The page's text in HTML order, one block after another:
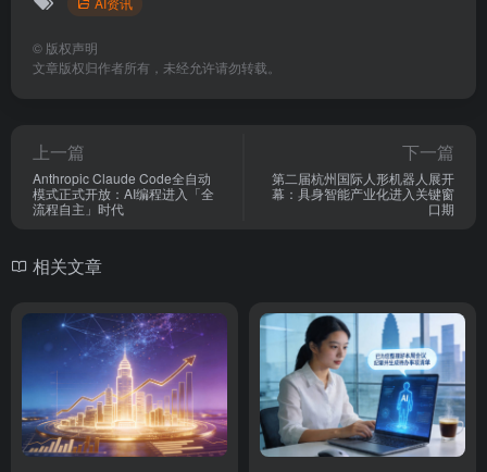
© 版权声明
文章版权归作者所有，未经允许请勿转载。
上一篇
Anthropic Claude Code全自动
模式正式开放：AI编程进入「全
流程自主」时代
下一篇
第二届杭州国际人形机器人展开
幕：具身智能产业化进入关键窗
口期
相关文章